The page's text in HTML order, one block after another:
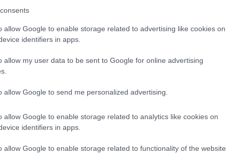
allow Google to enable storage related to advertising like cookies on
identifiers in apps.
allow my user data to be sent to Google for online advertising
allow Google to send me personalized advertising.
allow Google to enable storage related to analytics like cookies on
identifiers in apps.
allow Google to enable storage related to functionality of the website
Például tudják, hogy érdemes fordítási
lenni, amikor szállodákban szállunk meg;
senkinek, és legyünk mindig résen,
Clarks szerint a szárazsampon az utazók
eszközök bepakolásának gondját - és egy
egyes légitársaságok megkövetelik a légiutas-
a beszálláskor. De az egyik trükk, amit a
az ajtó, ideje átvenni a lapos cipőt.
normák szerint kell viselkednie